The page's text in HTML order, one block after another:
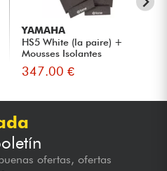
YAMAHA
HS5 White (la paire) +
Mousses Isolantes
Moniteurs...
347.00 €
ofertas, ofertas